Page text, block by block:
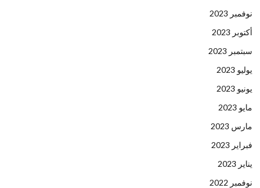
نوفمبر 2023
أكتوبر 2023
سبتمبر 2023
يوليو 2023
يونيو 2023
مايو 2023
مارس 2023
فبراير 2023
يناير 2023
نوفمبر 2022